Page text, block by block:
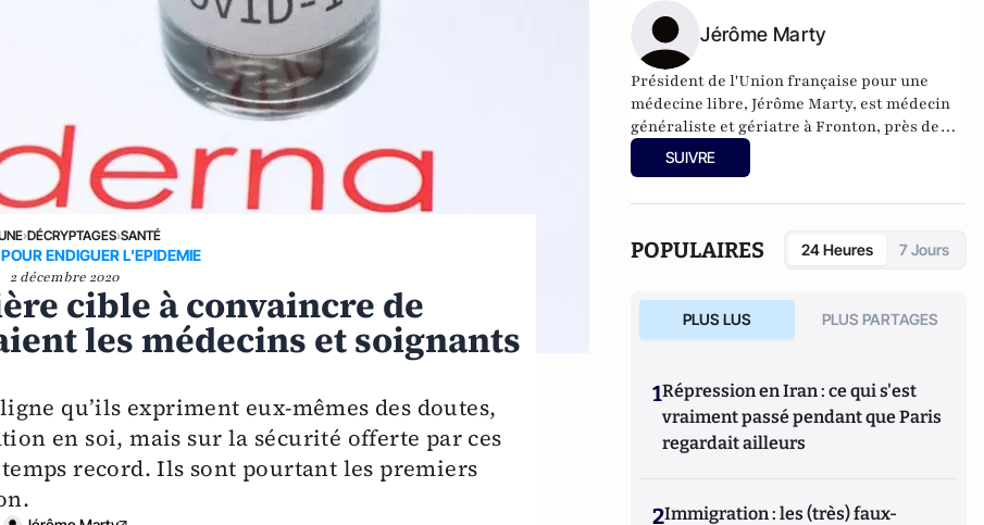
›DÉCRYPTAGES›SANTÉ
ENDIGUER L'EPIDEMIE
2 décembre 2020
cible à convaincre de
les médecins et soignants
qu’ils expriment eux-mêmes des doutes,
en soi, mais sur la sécurité offerte par ces
record. Ils sont pourtant les premiers
Jérôme Marty
Président de l'Union française pour une
médecine libre, Jérôme Marty, est médecin
généraliste et gériatre à Fronton, près de
Toulouse.
SUIVRE
POPULAIRES 24 Heures 7 Jours
PLUS LUS PLUS PARTAGES
1Répression en Iran : ce qui s'est
vraiment passé pendant que Paris
regardait ailleurs
2Immigration : les (très) faux-